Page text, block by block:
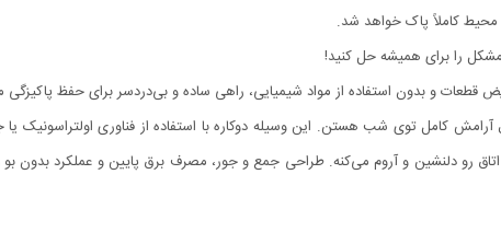
را برای همیشه حل کنید!
کامل توی شب هستن. این وسیله دوکاره با استفاده از فناوری اولتراسونیک
رو دلنشین و آروم می‌کنه. طراحی جمع‌ و جور، مصرف برق پایین و عملکرد بدون